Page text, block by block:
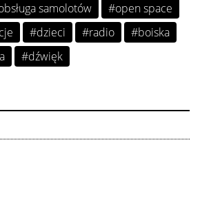
samolotów
#open space
#dzieci #radio
#boiska
#dźwięk